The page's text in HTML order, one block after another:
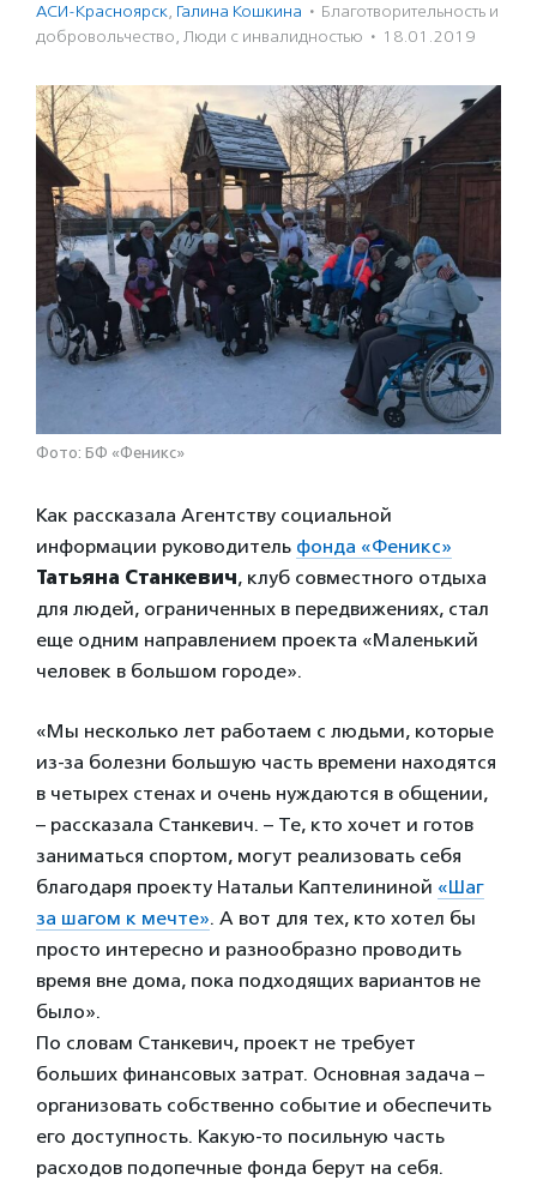
АСИ-Красноярск, Галина Кошкина · Благотвори­тель­ность и
доброволь­чест­во, Люди с инвалидностью · 18.01.2019
Фото: БФ «Феникс»
Как рассказала Агентству социальной
информации руководитель фонда «Феникс»
Татьяна Станкевич, клуб совместного отдыха
для людей, ограниченных в передвижениях, стал
еще одним направлением проекта «Маленький
человек в большом городе».
«Мы несколько лет работаем с людьми, которые
из-за болезни большую часть времени находятся
в четырех стенах и очень нуждаются в общении,
– рассказала Станкевич. – Те, кто хочет и готов
заниматься спортом, могут реализовать себя
благодаря проекту Натальи Каптелининой «Шаг
за шагом к мечте». А вот для тех, кто хотел бы
просто интересно и разнообразно проводить
время вне дома, пока подходящих вариантов не
было».
По словам Станкевич, проект не требует
больших финансовых затрат. Основная задача –
организовать собственно событие и обеспечить
его доступность. Какую-то посильную часть
расходов подопечные фонда берут на себя.